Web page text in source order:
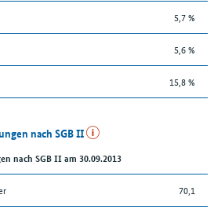
5,7 %
5,6 %
15,8 %
nach SGB II
nach SGB II am 30.09.2013
70,1